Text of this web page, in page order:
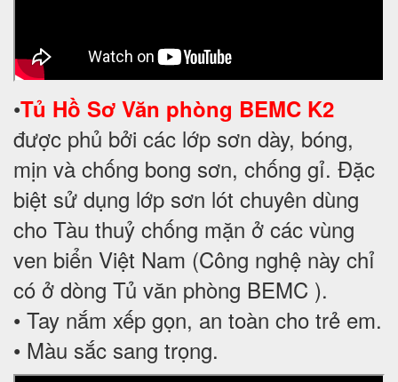
•Tủ Hồ Sơ Văn phòng BEMC K2
được phủ bởi các lớp sơn dày, bóng,
mịn và chống bong sơn, chống gỉ. Đặc
biệt sử dụng lớp sơn lót chuyên dùng
cho Tàu thuỷ chống mặn ở các vùng
ven biển Việt Nam (Công nghệ này chỉ
có ở dòng Tủ văn phòng BEMC ).
• Tay nắm xếp gọn, an toàn cho trẻ em.
• Màu sắc sang trọng.